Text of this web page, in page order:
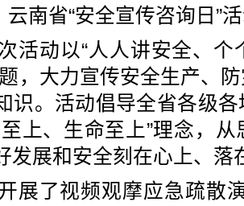
云南省“安全宣传咨询日”
活动以“人人讲安全、
，大力宣传安全生产、
识。活动倡导全省各级
至上、生命至上”理念，
发展和安全刻在心上、落
展了视频观摩应急疏散